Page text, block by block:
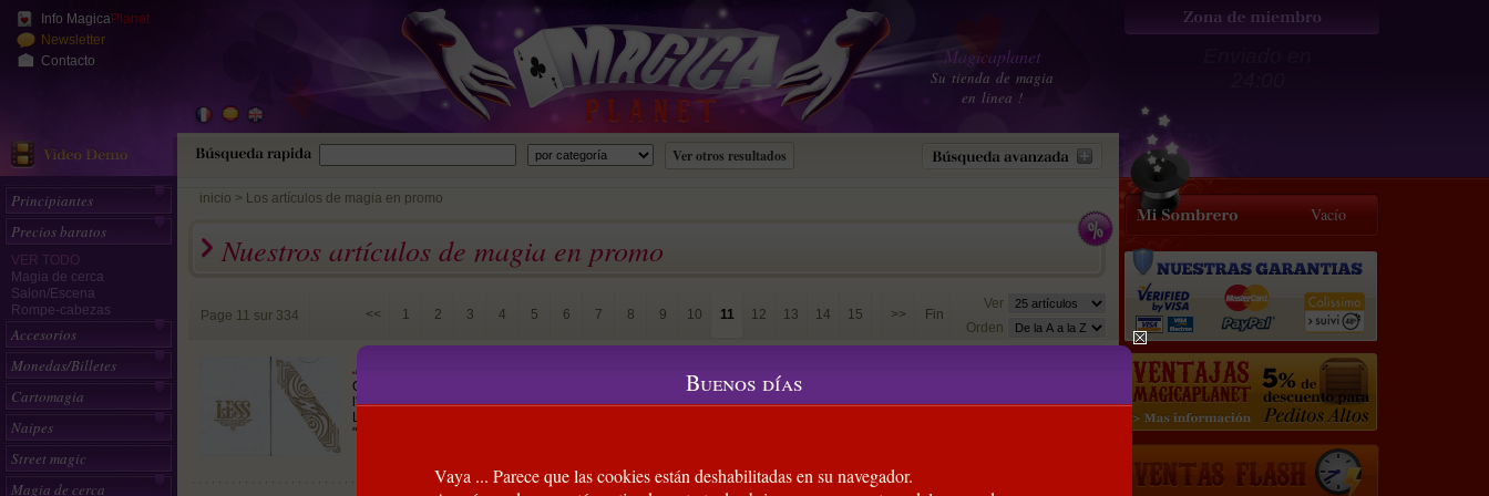
Info MagicaPlanet
Newsletter
Contacto
Magicaplanet
Su tienda de magia
en linea !
Principiantes
Precios baratos
VER TODO
Magia de cerca
Salon/Escena
Rompe-cabezas
Accesorios
Monedas/Billetes
Cartomagia
Naipes
Street magic
Magia de cerca
inicio > Los artículos de magia en promo
Nuestros artículos de magia en promo
Page 11 sur 334 << 1 2 3 4 5 6 7 8 9 10 11 12 13 14 15 >> Fin
Ver
Orden
Jeu Less (Doré)
Oui, vous avez besoin de Less ! Conçu et imprimé par Oath Playing Cards, Less est
l'interprétation de Lotrek du mot "minimal". Avec seulement 3 encres et la version de
Lotrek des figures standards, ce jeu est un exemple rare de ce que l'on peut appeler le
"minimalisme complexe" !
Vacío
Buenos días
Vaya ... Parece que las cookies están deshabilitadas en su navegador.